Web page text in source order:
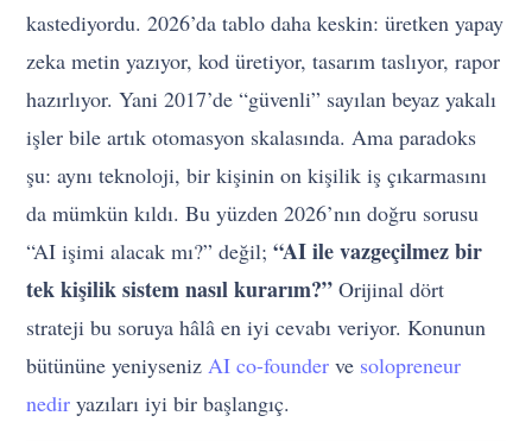
kastediyordu. 2026’da tablo daha keskin: üretken yapay
zeka metin yazıyor, kod üretiyor, tasarım taslıyor, rapor
hazırlıyor. Yani 2017’de “güvenli” sayılan beyaz yakalı
işler bile artık otomasyon skalasında. Ama paradoks
şu: aynı teknoloji, bir kişinin on kişilik iş çıkarmasını
da mümkün kıldı. Bu yüzden 2026’nın doğru sorusu
“AI işimi alacak mı?” değil;“AI ile vazgeçilmez bir
tek kişilik sistem nasıl kurarım?” Orijinal dört
strateji bu soruya hâlâ en iyi cevabı veriyor. Konunun
bütününe yeniyseniz AI co-founder ve solopreneur
nedir yazıları iyi bir başlangıç.